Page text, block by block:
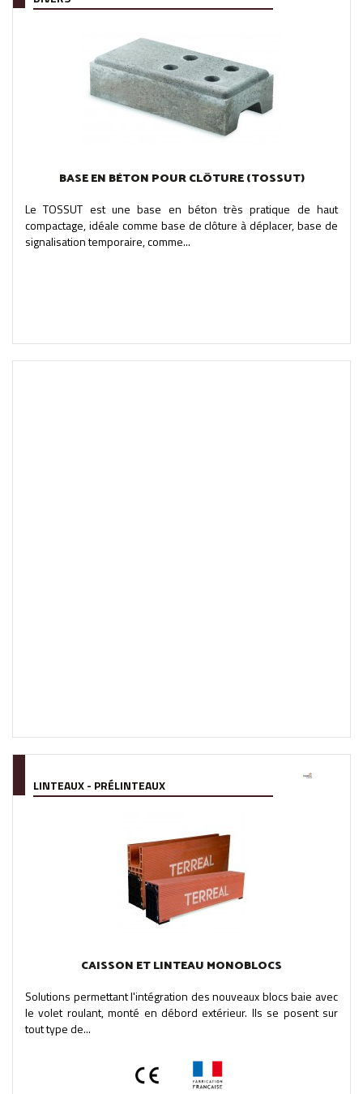
BASE EN BÉTON POUR CLÔTURE (TOSSUT)
Le TOSSUT est une base en béton très pratique de haut
compactage, idéale comme base de clôture à déplacer, base de
signalisation temporaire, comme...
LINTEAUX - PRÉLINTEAUX
CAISSON ET LINTEAU MONOBLOCS
Solutions permettant l'intégration des nouveaux blocs baie avec
le volet roulant, monté en débord extérieur. Ils se posent sur
tout type de...